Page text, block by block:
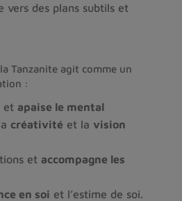
vers des plans subtils et
Tanzanite agit comme un
:
et apaise le mental
créativité et la vision
et accompagne les
en soi et l’estime de soi.